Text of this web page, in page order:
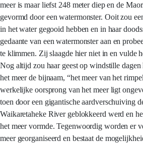
meer is maar liefst 248 meter diep en de
gevormd door een watermonster. Ooit zou
in het water gegooid hebben en in haar
gedaante van een watermonster aan en
te klimmen. Zij slaagde hier niet in en vulde
Nog altijd zou haar geest op windstille dagen
het meer de bijnaam, “het meer van het
werkelijke oorsprong van het meer ligt
toen door een gigantische aardverschuiving
Waikaretaheke River geblokkeerd werd en
het meer vormde. Tegenwoordig worden er
meer georganiseerd en bestaat de